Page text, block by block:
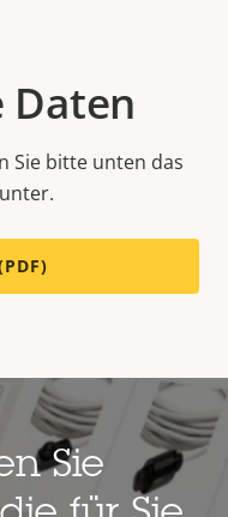
Daten
Sie bitte unten das
Sie